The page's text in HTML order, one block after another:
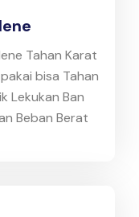
Tahan Karat
bisa Tahan
Lekukan Ban
Beban Berat